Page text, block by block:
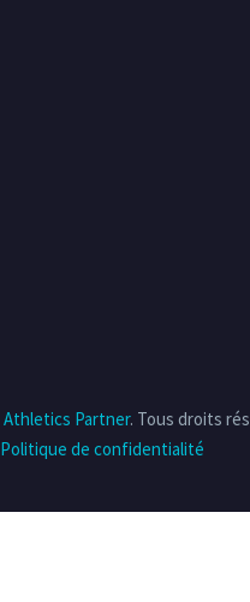
Athletics Partner. Tous droits
Politique de confidentialité